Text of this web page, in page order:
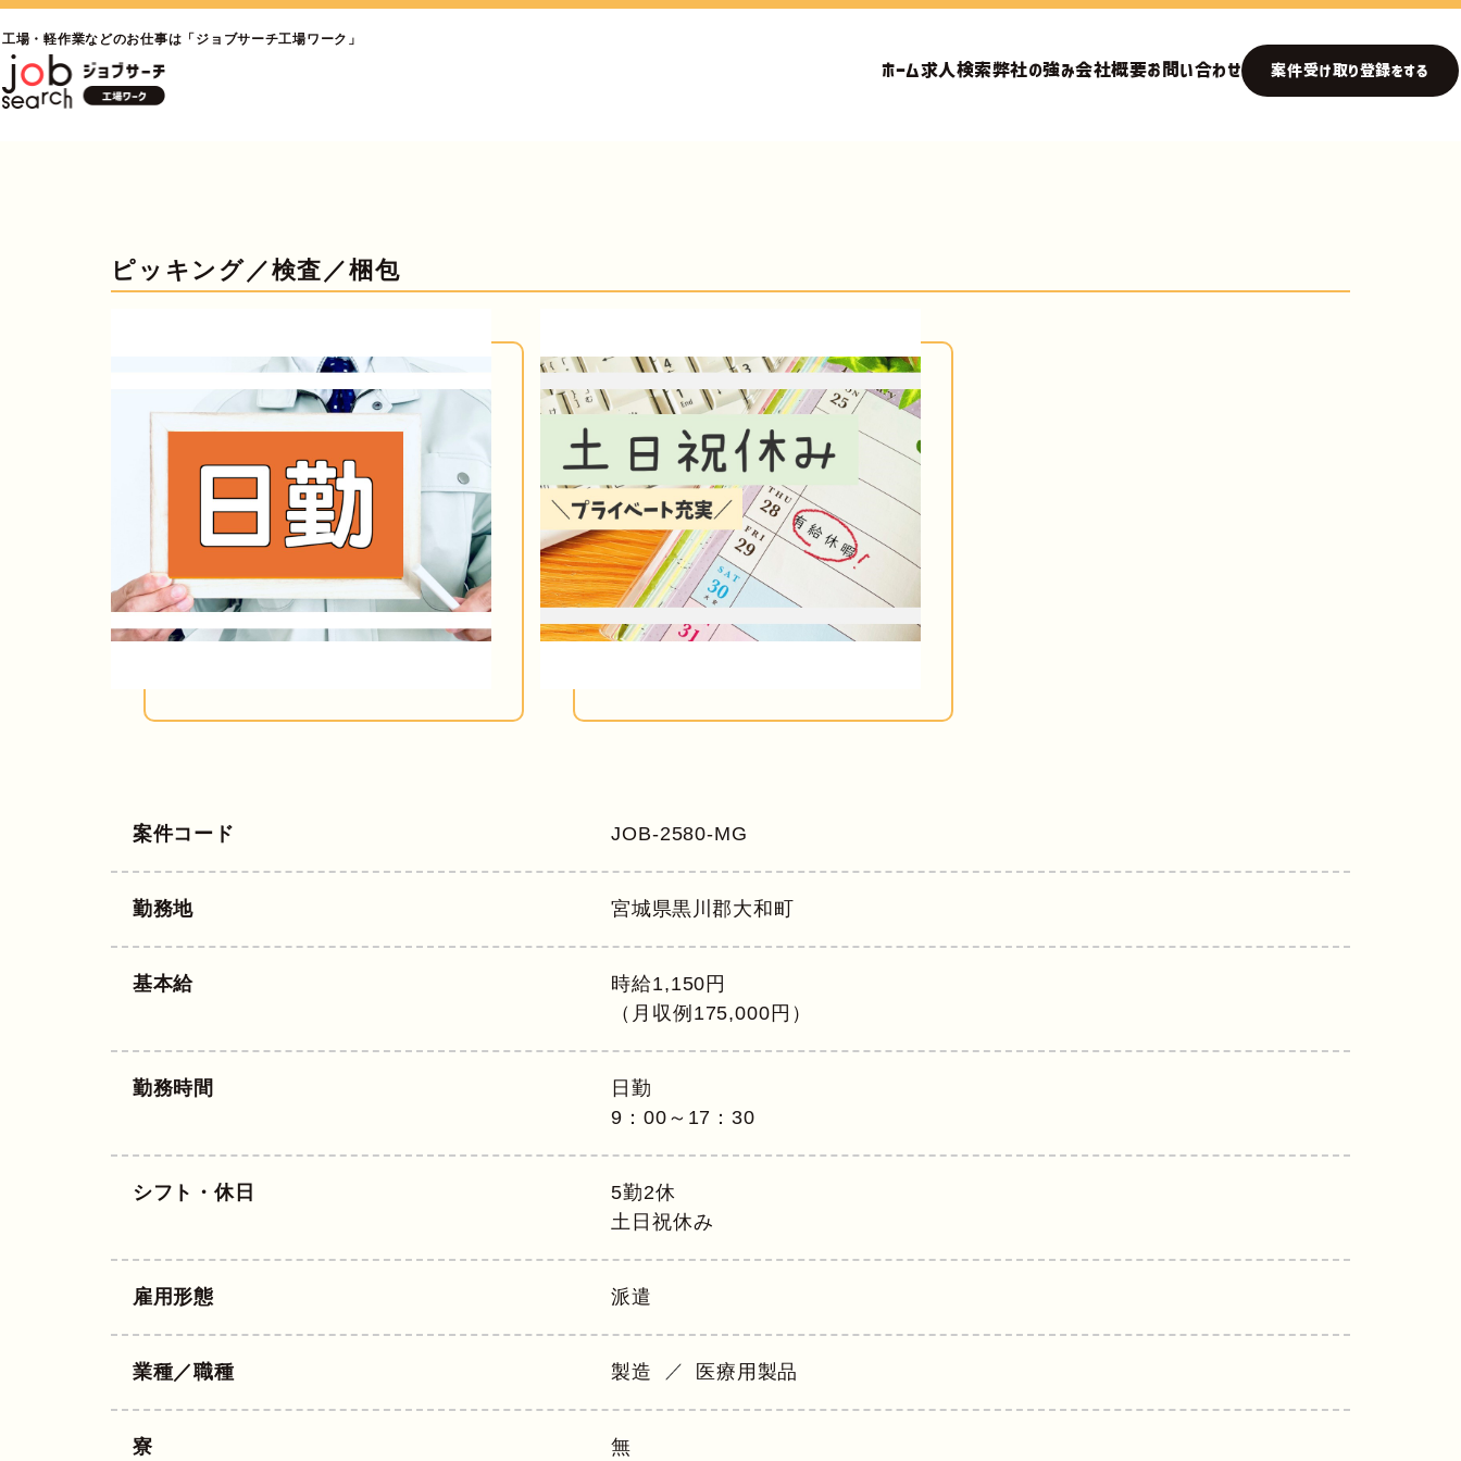
工場・軽作業などのお仕事は「ジョブサーチ工場ワーク」
ホーム求人検索弊社の強み会社概要お問い合わせ 案件受け取り登録をする
ピッキング／検査／梱包
案件コード JOB-2580-MG
勤務地 宮城県黒川郡大和町
基本給
時給1,150円
（月収例175,000円）
勤務時間
日勤
9：00～17：30
シフト・休日
5勤2休
土日祝休み
雇用形態 派遣
業種／職種 製造 医療用製品
寮 無